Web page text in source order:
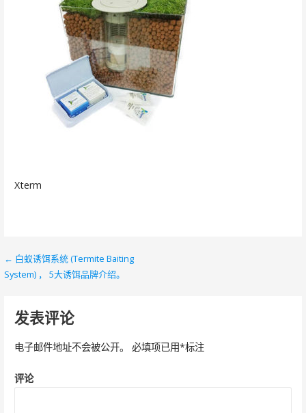
Xterm
文
导
航
← 白蚁诱饵系统 (Termite Baiting
System) ， 5大诱饵品牌介绍。
发表评论
电子邮件地址不会被公开。 必填项已用*标注
评论